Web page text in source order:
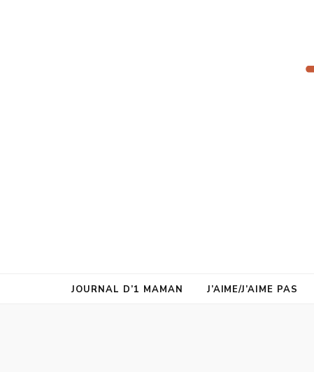
JOURNAL D’1 MAMAN J’AIME/J’AIME PAS